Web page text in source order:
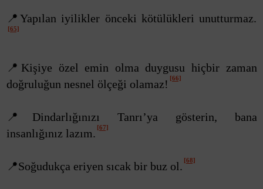
📍Yapılan iyilikler önceki kötülükleri unutturmaz.
[65]
📍Kişiye özel emin olma duygusu hiçbir zaman
doğruluğun nesnel ölçeği olamaz! [66]
📍Dindarlığınızı Tanrı’ya gösterin, bana
insanlığınız lazım. [67]
📍Soğudukça eriyen sıcak bir buz ol. [68]